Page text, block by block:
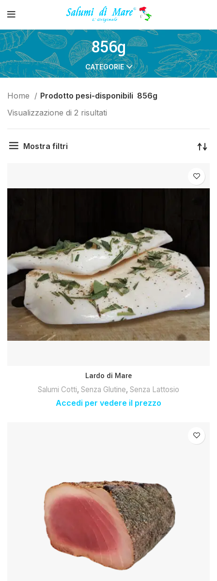
856g
CATEGORIE
Home Prodotto pesi-disponibili 856g
Visualizzazione di 2 risultati
Mostra filtri
Lardo di Mare
Salumi Cotti, Senza Glutine, Senza Lattosio
Accedi per vedere il prezzo